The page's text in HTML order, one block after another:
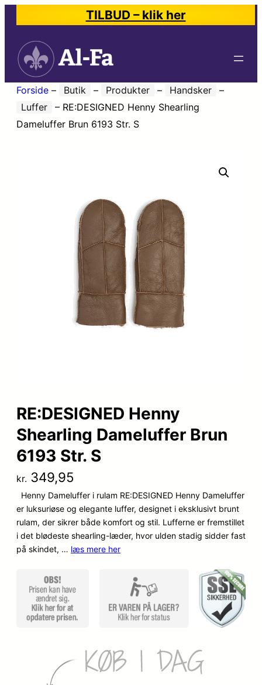
TILBUD – klik her
Forside – Butik – Produkter – Handsker
–
Luffer
– RE:DESIGNED Henny Shearling
Dameluffer Brun 6193 Str. S
RE:DESIGNED Henny
Shearling Dameluffer Brun
6193 Str. S
kr. 349,95
Henny Dameluffer i rulam RE:DESIGNED Henny Dameluffer
er luksuriøse og elegante luffer, designet i eksklusivt brunt
rulam, der sikrer både komfort og stil. Lufferne er fremstillet
i det blødeste shearling-læder, hvor ulden stadig sidder fast
på skindet, … læs mere her